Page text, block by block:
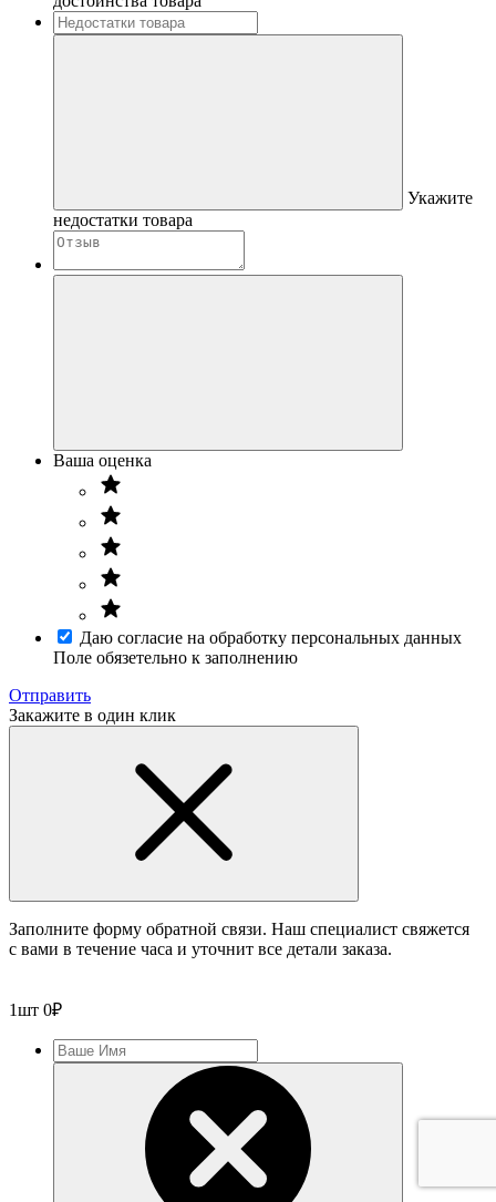
Укажите
недостатки товара
Ваша оценка
Даю согласие на обработку персональных данных
Поле обязетельно к заполнению
Отправить
Закажите в один клик
Заполните форму обратной связи. Наш специалист свяжется
с вами в течение часа и уточнит все детали заказа.
1шт 0₽